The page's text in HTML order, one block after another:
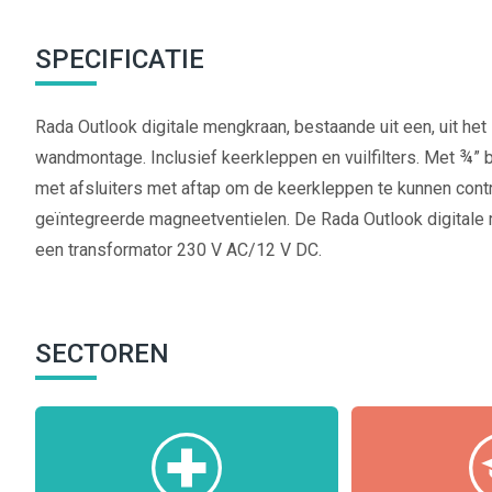
SPECIFICATIE
Rada Outlook digitale mengkraan, bestaande uit een, uit
wandmontage. Inclusief keerkleppen en vuilfilters. Met ¾”
met afsluiters met aftap om de keerkleppen te kunnen
geïntegreerde magneetventielen. De Rada Outlook
een transformator 230 V AC/12 V DC.
SECTOREN